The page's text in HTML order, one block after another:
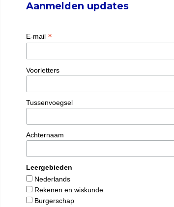
Aanmelden updates
E-mail *
Voorletters
Tussenvoegsel
Achternaam
Leergebieden
Nederlands
Rekenen en wiskunde
Burgerschap